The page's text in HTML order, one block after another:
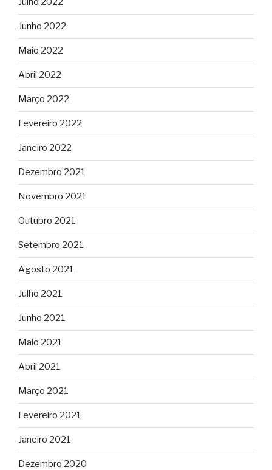
Junho 2022
Maio 2022
Abril 2022
Março 2022
Fevereiro 2022
Janeiro 2022
Dezembro 2021
Novembro 2021
Outubro 2021
Setembro 2021
Agosto 2021
Julho 2021
Junho 2021
Maio 2021
Abril 2021
Março 2021
Fevereiro 2021
Janeiro 2021
Dezembro 2020